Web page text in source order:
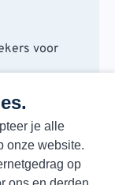
je alle
onze website.
op
voor